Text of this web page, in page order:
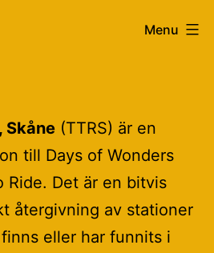
Menu
Skåne (TTRS) är en
till Days of Wonders
Ride. Det är en bitvis
återgivning av stationer
eller har funnits i